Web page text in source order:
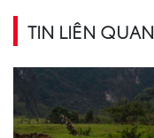
TIN LIÊN QUAN